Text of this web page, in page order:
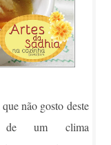
não gosto deste
de um clima